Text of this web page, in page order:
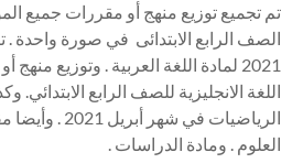
تم تجميع توزيع منهج أو
الصف الرابع الابتدائى في صورة واحدة
اللغة الانجليزية للصف الرابع الابتدائي.
الرياضيات في
العلوم . ومادة الدراسات .